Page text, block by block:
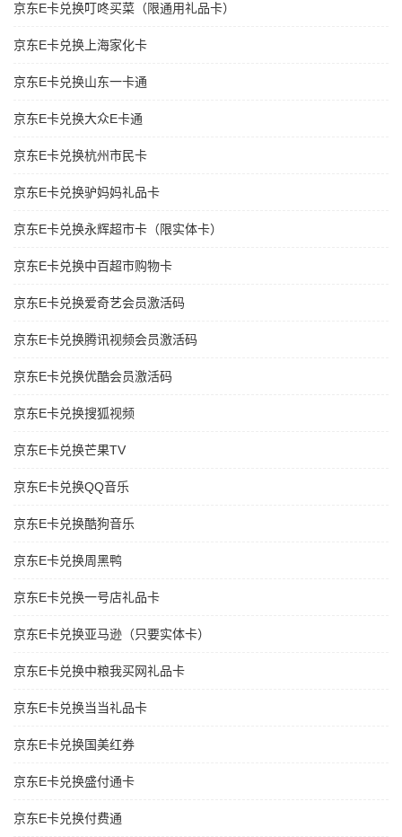
京东E卡兑换叮咚买菜（限通用礼品卡）
京东E卡兑换上海家化卡
京东E卡兑换山东一卡通
京东E卡兑换大众E卡通
京东E卡兑换杭州市民卡
京东E卡兑换驴妈妈礼品卡
京东E卡兑换永辉超市卡（限实体卡）
京东E卡兑换中百超市购物卡
京东E卡兑换爱奇艺会员激活码
京东E卡兑换腾讯视频会员激活码
京东E卡兑换优酷会员激活码
京东E卡兑换搜狐视频
京东E卡兑换芒果TV
京东E卡兑换QQ音乐
京东E卡兑换酷狗音乐
京东E卡兑换周黑鸭
京东E卡兑换一号店礼品卡
京东E卡兑换亚马逊（只要实体卡）
京东E卡兑换中粮我买网礼品卡
京东E卡兑换当当礼品卡
京东E卡兑换国美红券
京东E卡兑换盛付通卡
京东E卡兑换付费通